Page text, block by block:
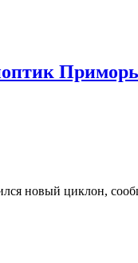
новый циклон,